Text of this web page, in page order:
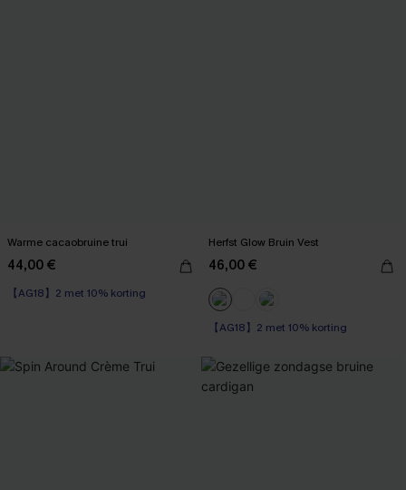
Warme cacaobruine trui
44,00 €
【AG18】2 met 10% korting
Herfst Glow Bruin Vest
46,00 €
【AG18】2 met 10% korting